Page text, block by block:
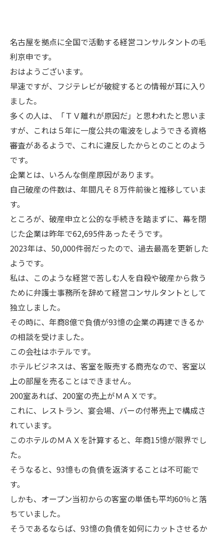
名古屋を拠点に全国で活動する経営コンサルタントの毛
利京申です。
おはようございます。
早速ですが、フジテレビが破綻するとの情報が耳に入り
ました。
多くの人は、「ＴＶ離れが原因だ」と思われたと思いま
すが、これは５年に一度公共の電波をしようできる資格
審査があるようで、これに違反したからとのことのよう
です。
企業とは、いろんな倒産原因があります。
自己破産の件数は、年間凡そ８万件前後と推移していま
す。
ところが、破産申立と公的な手続きを踏まずに、幕を閉
じた企業は昨年で62,695件あったそうです。
2023年は、50,000件弱だったので、過去最高を更新した
ようです。
私は、このような経営で苦しむ人を自殺や破産から救う
ために弁護士事務所を辞めて経営コンサルタントとして
独立しました。
その時に、年商8億で負債が93憶の企業の再建できるか
の相談を受けました。
この会社はホテルです。
ホテルビジネスは、客室を販売する商売なので、客室以
上の部屋を売ることはできません。
200室あれば、200室の売上がＭＡＸです。
これに、レストラン、宴会場、バーの付帯売上で構成さ
れています。
このホテルのＭＡＸを計算すると、年商15憶が限界でし
た。
そうなると、93憶もの負債を返済することは不可能で
す。
しかも、オープン当初からの客室の単価も平均60％と落
ちていました。
そうであるならば、93憶の負債を如何にカットさせるか